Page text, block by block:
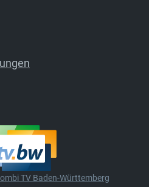
TV Baden-Württemberg